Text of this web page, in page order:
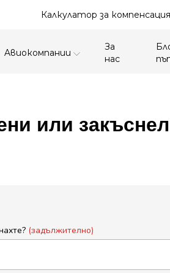
Калкулатор за
Aвиокомпании
За
нас
или
(задължително)